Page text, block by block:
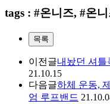
tags : #온니즈, #온
목록
이전글내놨던 셔틀
21.10.15
다음글하체 운동,
엄 루프밴드